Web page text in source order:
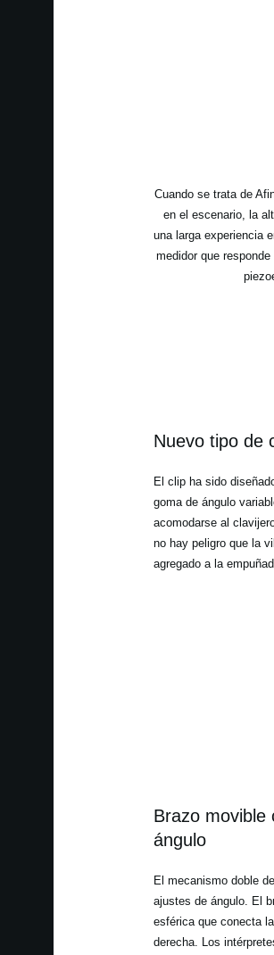
Cuando se trata de
en el escenario, la
una larga experiencia
medidor que
Nuevo tipo de
El clip ha sido
goma de ángulo
acomodarse al
no hay peligro que la
agregado a la
Brazo movible
ángulo
El mecanismo doble
ajustes de ángulo. El
esférica que conecta
derecha. Los